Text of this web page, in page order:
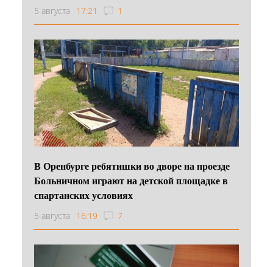
5 августа 17:21 1
В Оренбурге ребятишки во дворе на проезде
Больничном играют на детской площадке в
спартанских условиях
5 августа 16:19 7